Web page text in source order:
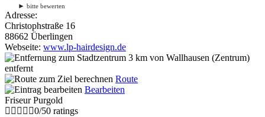
► bitte bewerten
Adresse:
Christophstraße 16
88662 Überlingen
Webseite: www.lp-hairdesign.de
3 km von Wallhausen (Zentrum)
entfernt
Route
Bearbeiten
Friseur Purgold
0/50 ratings